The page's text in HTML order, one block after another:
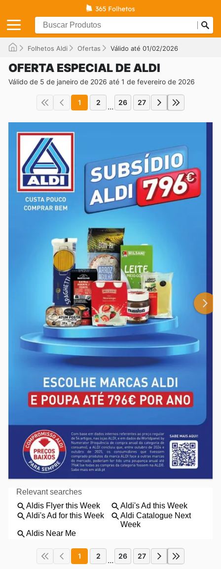
Folhetos Aldi Ofertas Válido até 01/02/2026
OFERTA ESPECIAL DE ALDI
Válido de 5 de janeiro de 2026 até 1 de fevereiro de 2026
1 2 ... 26 27
1 2 ... 26 27